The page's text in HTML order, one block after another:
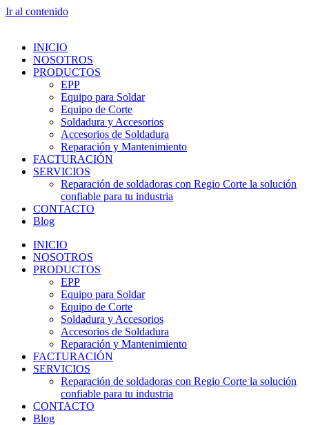
Ir al contenido
INICIO
NOSOTROS
PRODUCTOS
EPP
Equipo para Soldar
Equipo de Corte
Soldadura y Accesorios
Accesorios de Soldadura
Reparación y Mantenimiento
FACTURACIÓN
SERVICIOS
Reparación de soldadoras con Regio Corte la solución
confiable para tu industria
CONTACTO
Blog
INICIO
NOSOTROS
PRODUCTOS
EPP
Equipo para Soldar
Equipo de Corte
Soldadura y Accesorios
Accesorios de Soldadura
Reparación y Mantenimiento
FACTURACIÓN
SERVICIOS
Reparación de soldadoras con Regio Corte la solución
confiable para tu industria
CONTACTO
Blog